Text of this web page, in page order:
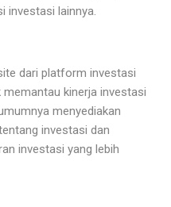
investasi lainnya.
dari platform investasi
kinerja investasi
menyediakan
investasi dan
investasi yang lebih